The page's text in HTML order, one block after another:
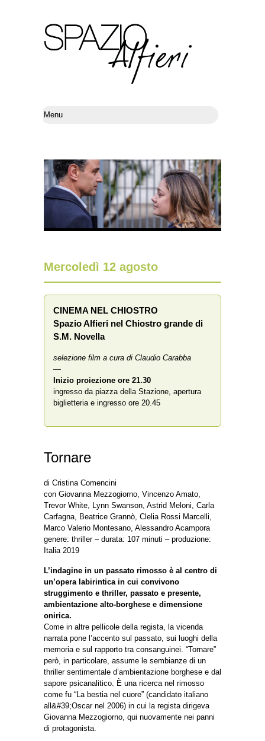
Mercoledì 12 agosto
CINEMA NEL CHIOSTRO
Spazio Alfieri nel Chiostro grande di
S.M. Novella
selezione film a cura di Claudio Carabba
—
Inizio proiezione ore 21.30
ingresso da piazza della Stazione, apertura
biglietteria e ingresso ore 20.45
Tornare
di Cristina Comencini
con Giovanna Mezzogiorno, Vincenzo Amato,
Trevor White, Lynn Swanson, Astrid Meloni, Carla
Carfagna, Beatrice Grannò, Clelia Rossi Marcelli,
Marco Valerio Montesano, Alessandro Acampora
genere: thriller – durata: 107 minuti – produzione:
Italia 2019
L’indagine in un passato rimosso è al centro di
un’opera labirintica in cui convivono
struggimento e thriller, passato e presente,
ambientazione alto-borghese e dimensione
onirica.
Come in altre pellicole della regista, la vicenda
narrata pone l’accento sul passato, sui luoghi della
memoria e sul rapporto tra consanguinei. “Tornare”
però, in particolare, assume le sembianze di un
thriller sentimentale d’ambientazione borghese e dal
sapore psicanalitico. È una ricerca nel rimosso
come fu “La bestia nel cuore” (candidato italiano
all&#39;Oscar nel 2006) in cui la regista dirigeva
Giovanna Mezzogiorno, qui nuovamente nei panni
di protagonista.